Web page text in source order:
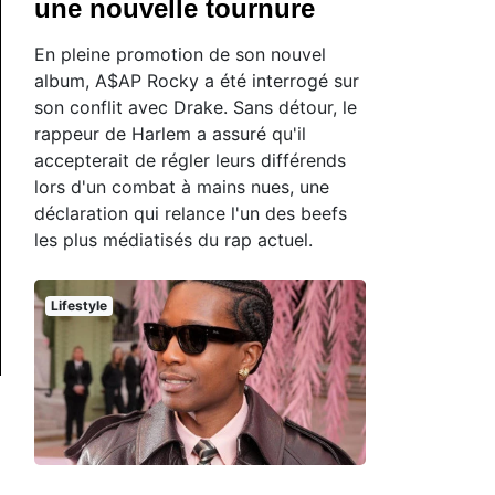
une nouvelle tournure
En pleine promotion de son nouvel
album, A$AP Rocky a été interrogé sur
son conflit avec Drake. Sans détour, le
rappeur de Harlem a assuré qu'il
accepterait de régler leurs différends
lors d'un combat à mains nues, une
déclaration qui relance l'un des beefs
les plus médiatisés du rap actuel.
Lifestyle